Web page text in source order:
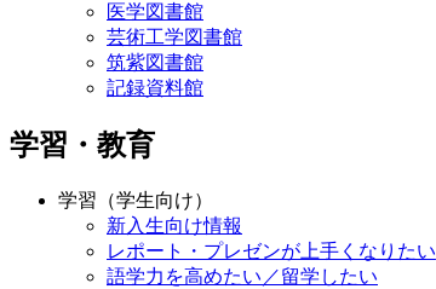
医学図書館
芸術工学図書館
筑紫図書館
記録資料館
学習・教育
学習（学生向け）
新入生向け情報
レポート・プレゼンが上手くなりたい
語学力を高めたい／留学したい